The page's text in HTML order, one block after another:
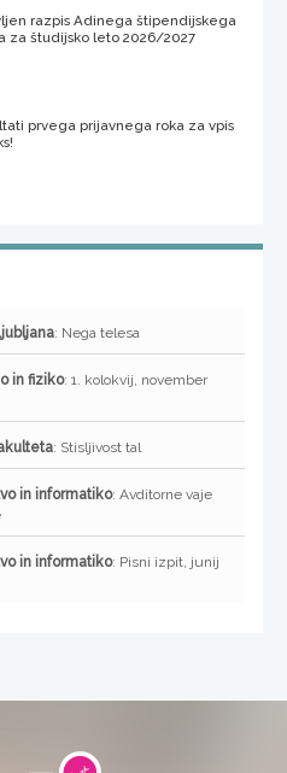
razpis Adinega štipendijskega
za študijsko leto 2026/2027
prvega prijavnega roka za vpis
: Nega telesa
in fiziko: 1. kolokvij, november
: Stisljivost tal
in informatiko: Avditorne vaje
in informatiko: Pisni izpit, junij